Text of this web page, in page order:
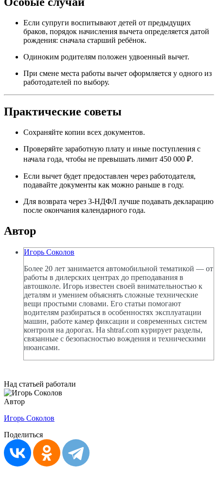
Если супруги воспитывают детей от предыдущих
браков, порядок начисления вычета определяется датой
рождения: сначала старший ребёнок.
Одиноким родителям положен удвоенный вычет.
При смене места работы вычет оформляется у одного из
работодателей по выбору.
Практические советы
Сохраняйте копии всех документов.
Проверяйте заработную плату и иные поступления с
начала года, чтобы не превышать лимит 450 000 ₽.
Если вычет будет предоставлен через работодателя,
подавайте документы как можно раньше в году.
Для возврата через 3-НДФЛ лучше подавать декларацию
после окончания календарного года.
Автор
Игорь Соколов
Более 20 лет занимается автомобильной тематикой — от
работы в дилерских центрах до преподавания в
автошколе. Игорь известен своей внимательностью к
деталям и умением объяснять сложные технические
вещи простыми словами. Его статьи помогают
водителям разбираться в особенностях эксплуатации
машин, работе камер фиксации и современных систем
контроля на дорогах. На shtraf.com курирует разделы,
связанные с безопасностью вождения и техническими
нюансами.
Над статьей работали
Автор
Игорь Соколов
Поделиться